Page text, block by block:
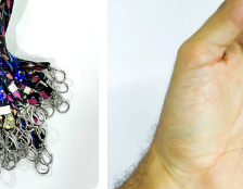
sua igreja consegue
projetos sociais e
com personalização
podem ser aplicados